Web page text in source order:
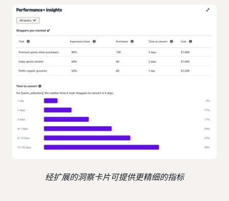
经扩展的洞察卡片可提供更精细的指标